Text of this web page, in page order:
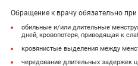
Обращение к врачу обязательно
обильные и/или длительные
дней, кровопотеря, приводящая к
кровянистые выделения между
чередование длительных задержек